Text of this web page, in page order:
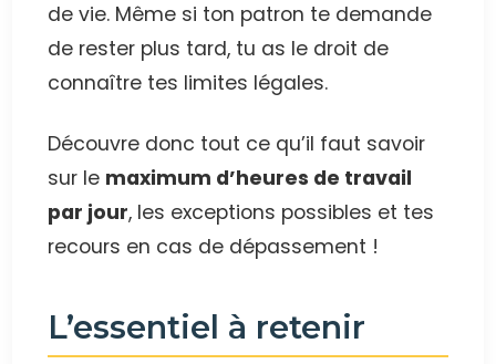
de vie. Même si ton patron te demande
de rester plus tard, tu as le droit de
connaître tes limites légales.
Découvre donc tout ce qu’il faut savoir
sur le maximum d’heures de travail
par jour, les exceptions possibles et tes
recours en cas de dépassement !
L’essentiel à retenir